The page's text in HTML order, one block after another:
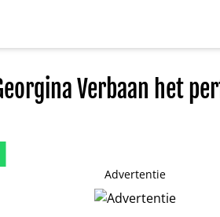
Verbaan het
Advertentie